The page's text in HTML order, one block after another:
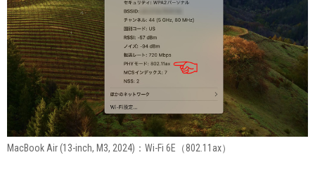
MacBook Air (13-inch, M3, 2024)：Wi-Fi 6E（802.11ax）